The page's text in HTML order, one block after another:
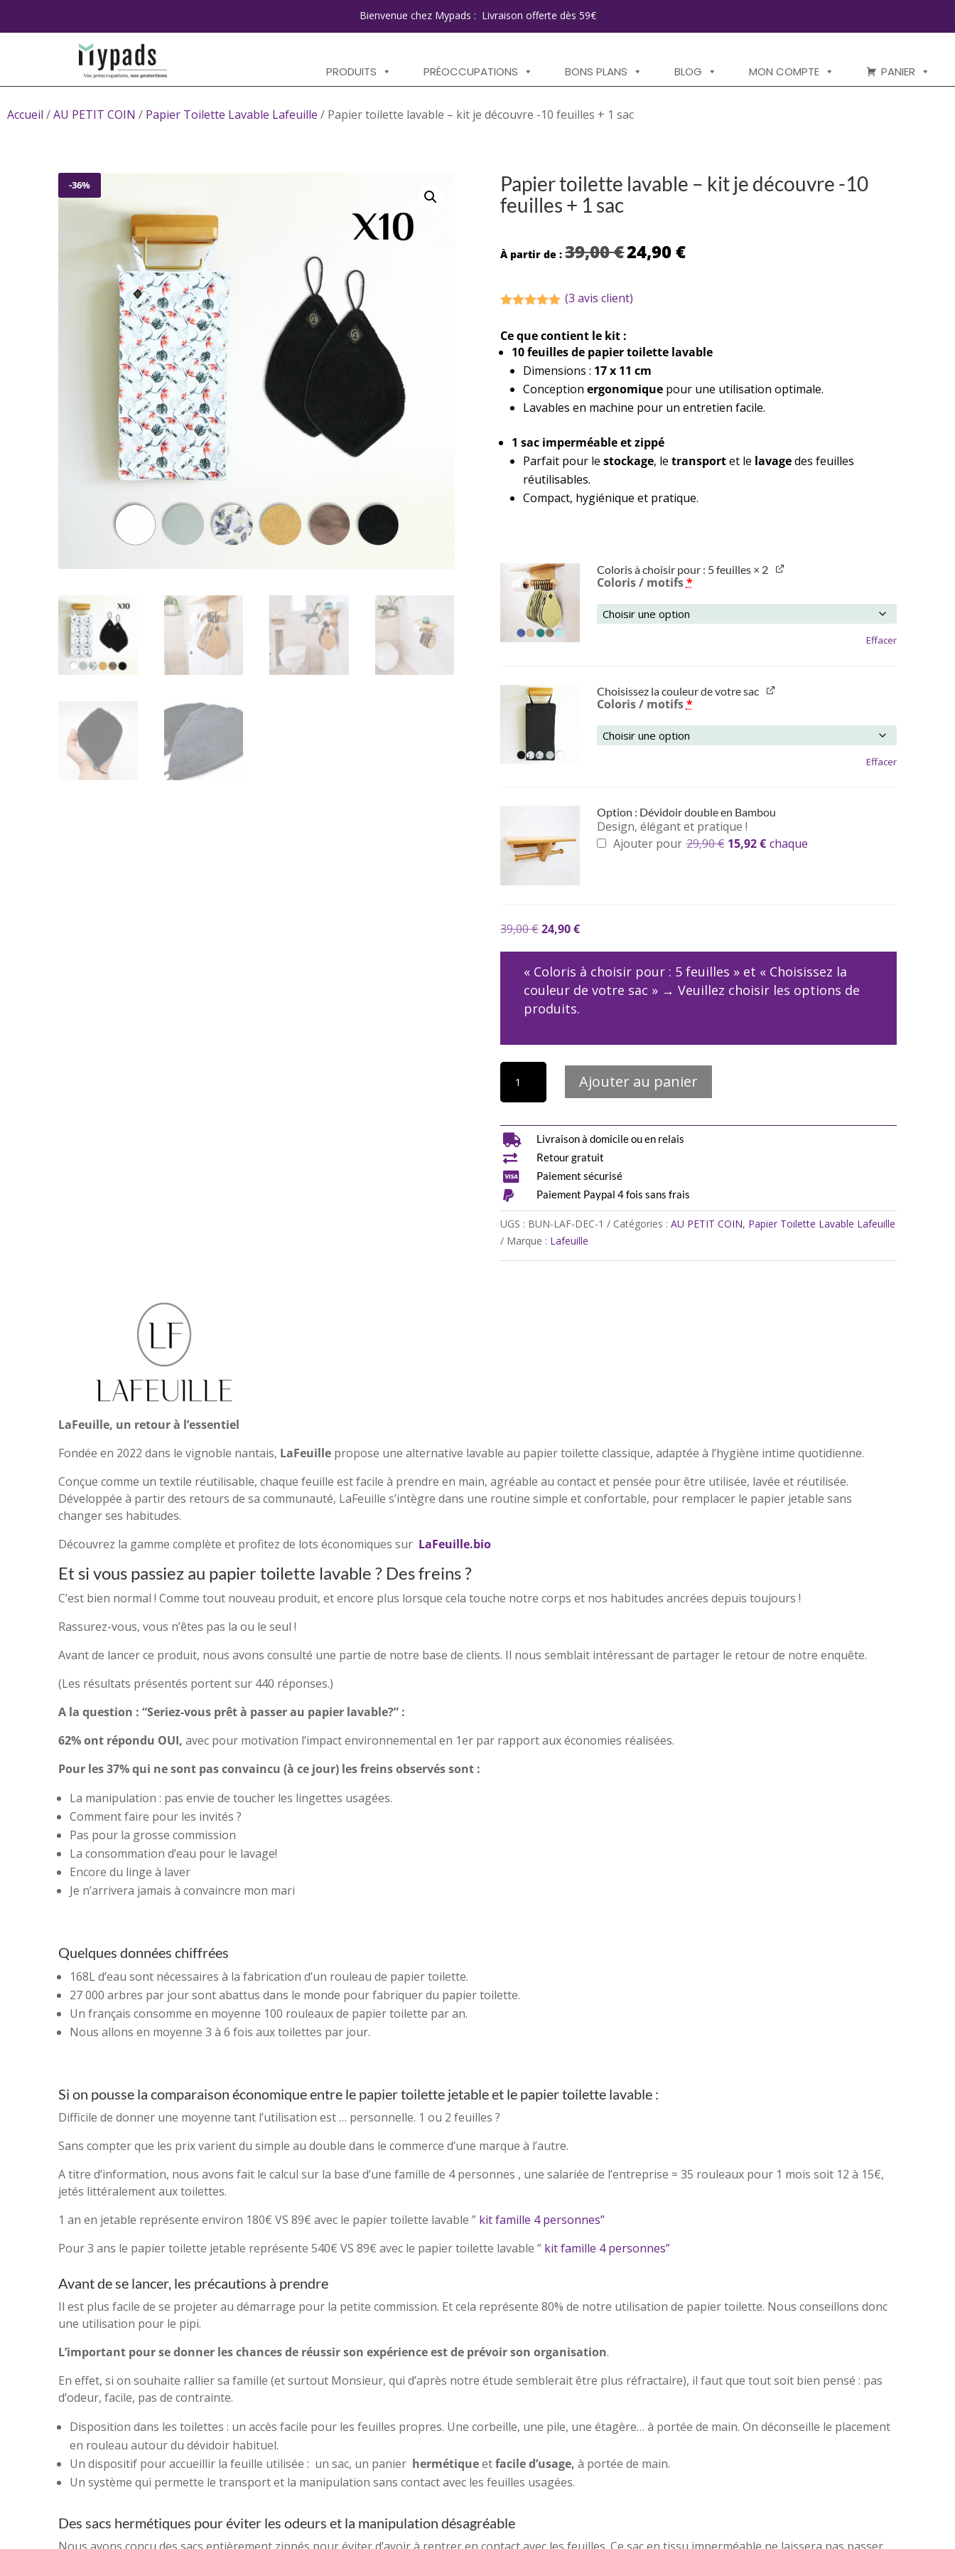
Bienvenue chez Mypads : Livraison offerte dès 59€
PRODUITS PRÉOCCUPATIONS BONS PLANS BLOG MON COMPTE PANIER
Accueil /AU PETIT COIN / Papier Toilette Lavable Lafeuille / Papier toilette lavable – kit je découvre -10 feuilles + 1 sac
-36%
Papier toilette lavable – kit je découvre -10
feuilles + 1 sac
À partir de :39,00€Le
prix
était :
39,00 €.
24,90€Le
prix
basé sur
notations
(3 avis client)
Ce que contient le kit :
10 feuilles de papier toilette lavable
Dimensions : 17 x 11 cm
Conceptionergonomique pour une utilisation optimale.
Lavables en machine pour un entretien facile.
1 sac imperméable et zippé
Parfait pour lestockage, letransportet le lavagedes feuilles
réutilisables.
Compact, hygiénique et pratique.
Coloris à choisir pour : 5 feuilles× 2
Coloris / motifs*
Effacer
Choisissez la couleur de votre sac
Coloris / motifs*
Effacer
Option : Dévidoir double en Bambou
Design, élégant et pratique !
Ajouter pour 29,90€ Le
prix
15,92€Le
prix
chaque
39,00€24,90€
« Coloris à choisir pour : 5 feuilles » et « Choisissez la
couleur de votre sac » →Veuillez choisir les options de
produits.
quantité
Papier
lavable
-
kit
je
découvre
-10
feuilles
+
Ajouter au panier
 Livraison à domicile ou en relais
 Retour gratuit
 Paiement sécurisé
 Paiement Paypal 4 fois sans frais
UGS : BUN-LAF-DEC-1 Catégories :AU PETIT COIN, Papier Toilette Lavable Lafeuille
Marque : Lafeuille
LaFeuille, un retour à l’essentiel
Fondée en 2022 dans le vignoble nantais, LaFeuille propose une alternative lavable au papier toilette classique, adaptée à l’hygiène intime quotidienne.
Conçue comme un textile réutilisable, chaque feuille est facile à prendre en main, agréable au contact et pensée pour être utilisée, lavée et réutilisée.
Développée à partir des retours de sa communauté, LaFeuille s’intègre dans une routine simple et confortable, pour remplacer le papier jetable sans
changer ses habitudes.
Découvrez la gamme complète et profitez de lots économiques sur LaFeuille.bio
Et si vous passiez au papier toilette lavable ? Des freins ?
C’est bien normal ! Comme tout nouveau produit, et encore plus lorsque cela touche notre corps et nos habitudes ancrées depuis toujours !
Rassurez-vous, vous n’êtes pas la ou le seul !
Avant de lancer ce produit, nous avons consulté une partie de notre base de clients. Il nous semblait intéressant de partager le retour de notre enquête.
(Les résultats présentés portent sur 440 réponses.)
A la question : “Seriez-vous prêt à passer au papier lavable?” :
62% ont répondu OUI, avec pour motivation l’impact environnemental en 1er par rapport aux économies réalisées.
Pour les 37% qui ne sont pas convaincu (à ce jour) les freins observés sont :
La manipulation : pas envie de toucher les lingettes usagées.
Comment faire pour les invités ?
Pas pour la grosse commission
La consommation d’eau pour le lavage!
Encore du linge à laver
Je n’arrivera jamais à convaincre mon mari
Quelques données chiffrées
168L d’eau sont nécessaires à la fabrication d’un rouleau de papier toilette.
27 000 arbres par jour sont abattus dans le monde pour fabriquer du papier toilette.
Un français consomme en moyenne 100 rouleaux de papier toilette par an.
Nous allons en moyenne 3 à 6 fois aux toilettes par jour.
Si on pousse la comparaison économique entre le papier toilette jetable et le papier toilette lavable :
Difficile de donner une moyenne tant l’utilisation est … personnelle. 1 ou 2 feuilles ?
Sans compter que les prix varient du simple au double dans le commerce d’une marque à l’autre.
A titre d’information, nous avons fait le calcul sur la base d’une famille de 4 personnes , une salariée de l’entreprise = 35 rouleaux pour 1 mois soit 12 à 15€,
jetés littéralement aux toilettes.
1 an en jetable représente environ 180€ VS 89€ avec le papier toilette lavable ” kit famille 4 personnes”
Pour 3 ans le papier toilette jetable représente 540€ VS 89€ avec le papier toilette lavable ” kit famille 4 personnes”
Avant de se lancer, les précautions à prendre
Il est plus facile de se projeter au démarrage pour la petite commission. Et cela représente 80% de notre utilisation de papier toilette. Nous conseillons donc
une utilisation pour le pipi.
L’important pour se donner les chances de réussir son expérience est de prévoir son organisation.
En effet, si on souhaite rallier sa famille (et surtout Monsieur, qui d’après notre étude semblerait être plus réfractaire), il faut que tout soit bien pensé : pas
d’odeur, facile, pas de contrainte.
Disposition dans les toilettes : un accès facile pour les feuilles propres. Une corbeille, une pile, une étagère… à portée de main. On déconseille le placement
en rouleau autour du dévidoir habituel.
Un dispositif pour accueillir la feuille utilisée : un sac, un panier hermétiqueetfacile d’usage, à portée de main.
Un système qui permette le transport et la manipulation sans contact avec les feuilles usagées.
Des sacs hermétiques pour éviter les odeurs et la manipulation désagréable